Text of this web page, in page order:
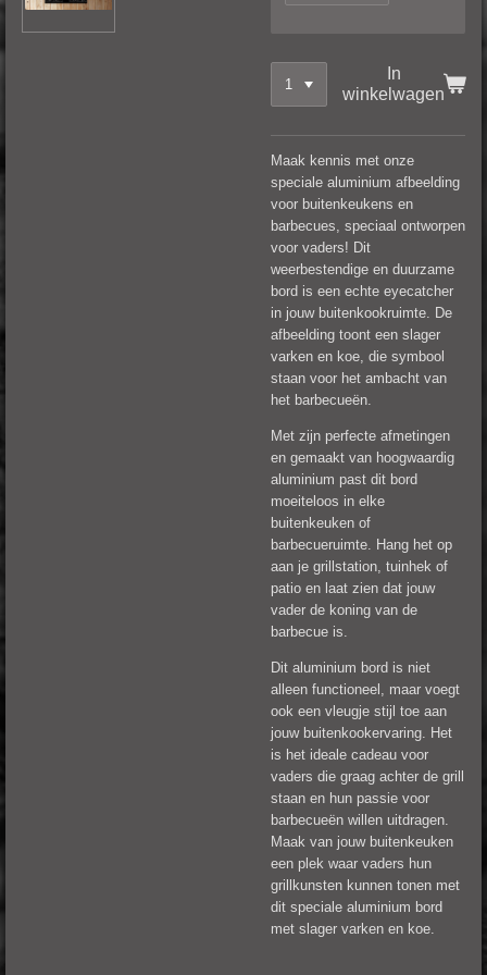
In
winkelwagen
Maak kennis met onze
speciale aluminium afbeelding
voor buitenkeukens en
barbecues, speciaal ontworpen
voor vaders! Dit
weerbestendige en duurzame
bord is een echte eyecatcher
in jouw buitenkookruimte. De
afbeelding toont een slager
varken en koe, die symbool
staan voor het ambacht van
het barbecueën.
Met zijn perfecte afmetingen
en gemaakt van hoogwaardig
aluminium past dit bord
moeiteloos in elke
buitenkeuken of
barbecueruimte. Hang het op
aan je grillstation, tuinhek of
patio en laat zien dat jouw
vader de koning van de
barbecue is.
Dit aluminium bord is niet
alleen functioneel, maar voegt
ook een vleugje stijl toe aan
jouw buitenkookervaring. Het
is het ideale cadeau voor
vaders die graag achter de grill
staan en hun passie voor
barbecueën willen uitdragen.
Maak van jouw buitenkeuken
een plek waar vaders hun
grillkunsten kunnen tonen met
dit speciale aluminium bord
met slager varken en koe.